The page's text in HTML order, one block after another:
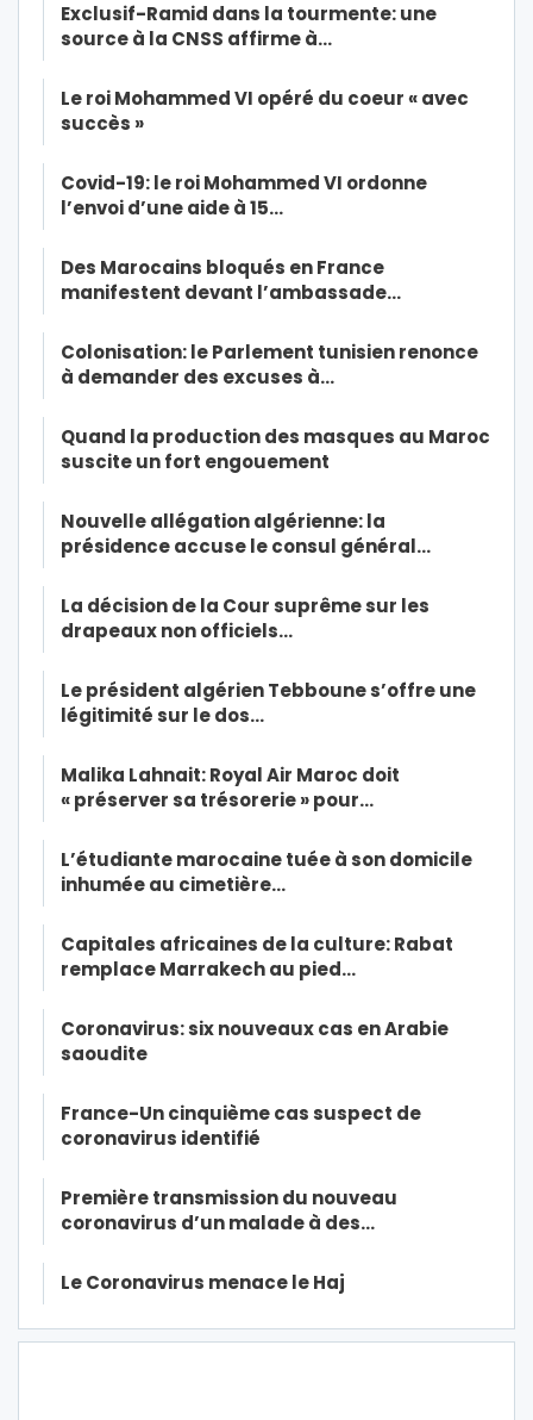
Exclusif-Ramid dans la tourmente: une
source à la CNSS affirme à…
Le roi Mohammed VI opéré du coeur « avec
succès »
Covid-19: le roi Mohammed VI ordonne
l’envoi d’une aide à 15…
Des Marocains bloqués en France
manifestent devant l’ambassade…
Colonisation: le Parlement tunisien renonce
à demander des excuses à…
Quand la production des masques au Maroc
suscite un fort engouement
Nouvelle allégation algérienne: la
présidence accuse le consul général…
La décision de la Cour suprême sur les
drapeaux non officiels…
Le président algérien Tebboune s’offre une
légitimité sur le dos…
Malika Lahnait: Royal Air Maroc doit
« préserver sa trésorerie » pour…
L’étudiante marocaine tuée à son domicile
inhumée au cimetière…
Capitales africaines de la culture: Rabat
remplace Marrakech au pied…
Coronavirus: six nouveaux cas en Arabie
saoudite
France-Un cinquième cas suspect de
coronavirus identifié
Première transmission du nouveau
coronavirus d’un malade à des…
Le Coronavirus menace le Haj